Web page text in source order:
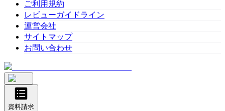
ご利用規約
レビューガイドライン
運営会社
サイトマップ
お問い合わせ
資料請求